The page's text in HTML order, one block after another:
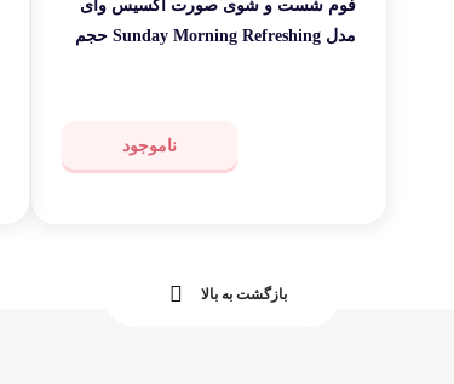
فوم شست و شوی صورت اکسیس وای
مدل Sunday Morning Refreshing حجم
ناموجود
بازگشت به بالا